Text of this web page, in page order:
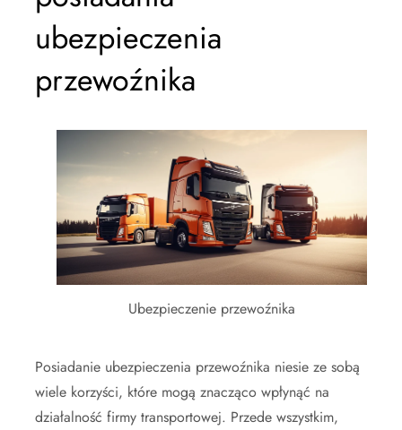
ubezpieczenia
przewoźnika
Ubezpieczenie przewoźnika
Posiadanie ubezpieczenia przewoźnika niesie ze sobą
wiele korzyści, które mogą znacząco wpłynąć na
działalność firmy transportowej. Przede wszystkim,